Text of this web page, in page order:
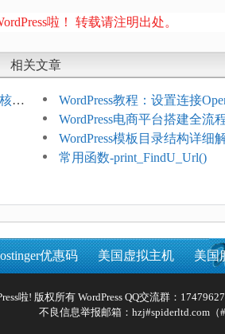
啦！ 转载请注明出处。
相关文章
心
WordPress教程：设置连接
化
WordPress电商平台搭建全流
键部署
WordPress模板目录结构详细
常用函数-print_FindU_Url()
优惠码 美国虚拟主机 美国
啦! 版权所有 WordPress QQ交流群：
不良信息举报邮箱：hzj#spiderltd.com（#